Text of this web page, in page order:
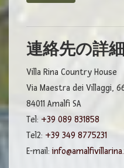
連絡先の詳細
Villa Rina Country House
Via Maestra dei Villaggi,
84011 Amalfi SA
Tel: +39 089 831858
Tel2: +39 349 8775231
E-mail: